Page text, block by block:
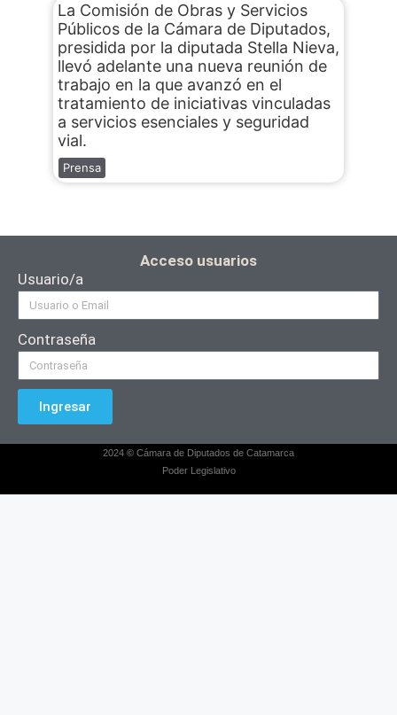
La Comisión de Obras y Servicios
Públicos de la Cámara de Diputados,
presidida por la diputada Stella Nieva,
llevó adelante una nueva reunión de
trabajo en la que avanzó en el
tratamiento de iniciativas vinculadas
a servicios esenciales y seguridad
vial.
Prensa
Acceso usuarios
Usuario/a
Contraseña
Ingresar
2024 © Cámara de Diputados de Catamarca
Poder Legislativo